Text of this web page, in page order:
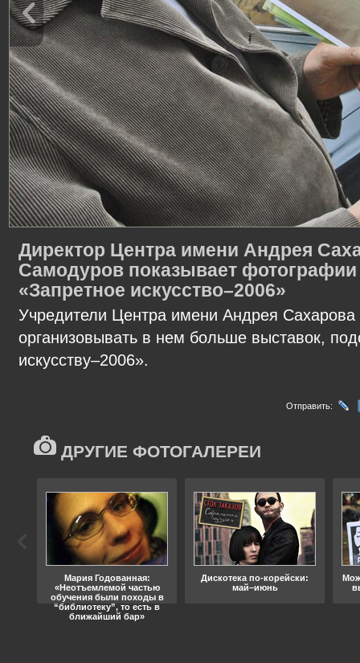
Директор Центра имени Андрея
Самодуров показывает
«Запретное искусство–2006»
Учредители Центра имени Андрея
организовывать в нем больше выставок,
искусству–2006».
Отправить:
ДРУГИЕ ФОТОГАЛЕРЕИ
Мария Годованная:
«Неотъемлемой частью
обучения были походы в
“библиотеку”, то есть в
ближайший бар»
Дискотека по-корейски:
май–июнь